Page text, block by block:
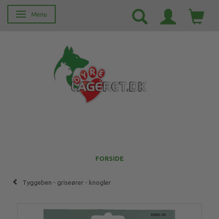
Skifte navigation
Menu
FORSIDE
Tyggeben - griseører - knogler